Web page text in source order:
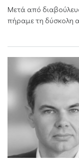
Μετά από
πήραμε τη δύσκολη